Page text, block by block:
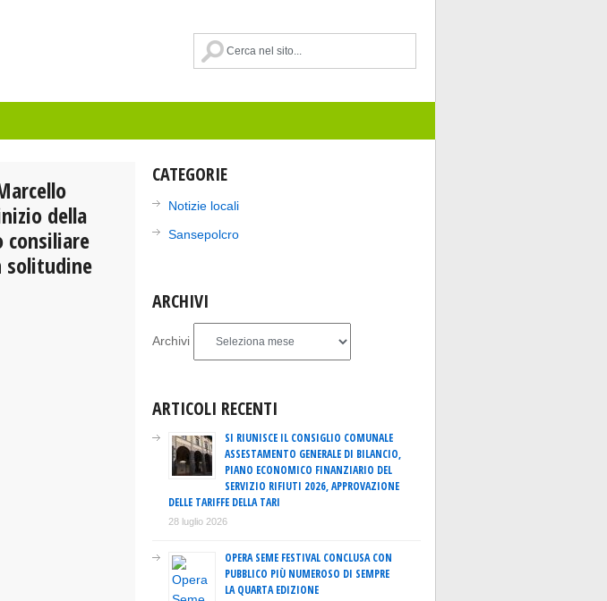
della
consiliare
solitudine
CATEGORIE
Notizie locali
Sansepolcro
ARCHIVI
Archivi
ARTICOLI RECENTI
SI RIUNISCE IL CONSIGLIO COMUNALE
ASSESTAMENTO GENERALE DI BILANCIO,
PIANO ECONOMICO FINANZIARIO DEL
SERVIZIO RIFIUTI 2026, APPROVAZIONE
DELLE TARIFFE DELLA TARI
28 luglio 2026
OPERA SEME FESTIVAL CONCLUSA CON
PUBBLICO PIÙ NUMEROSO DI SEMPRE
LA QUARTA EDIZIONE